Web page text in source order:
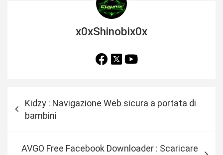
x0xShinobix0x
Kidzy : Navigazione Web sicura a portata di
bambini
AVGO Free Facebook Downloader : Scaricare